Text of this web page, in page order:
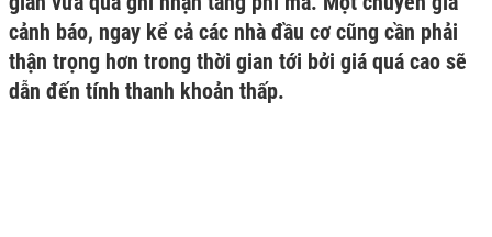
cảnh báo, ngay kể cả các nhà đầu cơ cũng cần phải
thận trọng hơn trong thời gian tới bởi giá quá cao sẽ
dẫn đến tính thanh khoản thấp.